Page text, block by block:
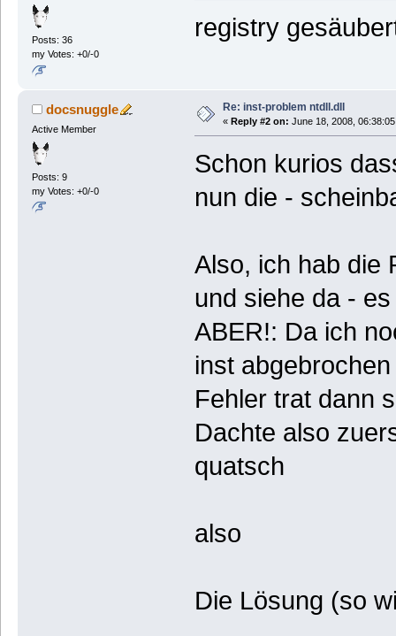
Posts: 36
my Votes: +0/-0
registry
docsnuggle
Active Member
Posts: 9
my Votes: +0/-0
Re: inst-problem ntdll.dll
« Reply #2 on: June 18, 2008,
Schon kurios
nun die -
Also, ich hab die
und siehe da -
ABER!: Da ich
inst
Fehler trat dann
Dachte also
quatsch
also
Die Lösung (so